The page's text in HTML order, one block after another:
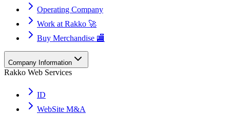
Operating Company
Work at Rakko 🚀
Buy Merchandise 🏬
Company Information
Rakko Web Services
ID
WebSite M&A